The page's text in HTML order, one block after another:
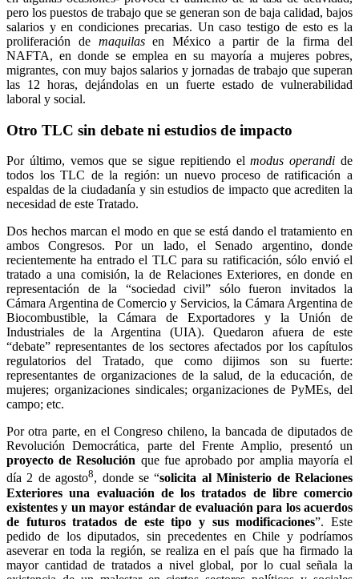
pero los puestos de trabajo que se generan son de baja calidad, bajos
salarios y en condiciones precarias. Un caso testigo de esto es la
proliferación de maquilasen México a partir de la firma del
NAFTA, en donde se emplea en su mayoría a mujeres pobres,
migrantes, con muy bajos salarios y jornadas de trabajo que superan
las 12 horas, dejándolas en un fuerte estado de vulnerabilidad
laboral y social.
Otro TLC sin debate ni estudios de impacto
Por último, vemos que se sigue repitiendo elmodus operandi de
todos los TLC de la región: un nuevo proceso de ratificación a
espaldas de la ciudadanía y sin estudios de impacto que acrediten la
necesidad de este Tratado.
Dos hechos marcan el modo en que se está dando el tratamiento en
ambos Congresos. Por un lado, el Senado argentino, donde
recientemente ha entrado el TLC para su ratificación, sólo envió el
tratado a una comisión, la de Relaciones Exteriores, en donde en
representación de la “sociedad civil” sólo fueron invitados la
Cámara Argentina de Comercio y Servicios, la Cámara Argentina de
Biocombustible, la Cámara de Exportadores y la Unión de
Industriales de la Argentina (UIA). Quedaron afuera de este
“debate” representantes de los sectores afectados por los capítulos
regulatorios del Tratado, que como dijimos son su fuerte:
representantes de organizaciones de la salud, de la educación, de
mujeres; organizaciones sindicales; organizaciones de PyMEs, del
campo; etc.
Por otra parte, en el Congreso chileno, la bancada de diputados de
Revolución Democrática, parte del Frente Amplio, presentó un
proyecto de Resolución que fue aprobado por amplia mayoría el
día 2 de agosto8, donde se “solicita al Ministerio de Relaciones
Exteriores una evaluación de los tratados de libre comercio
existentes y un mayor estándar de evaluación para los acuerdos
de futuros tratados de este tipo y sus modificaciones”. Este
pedido de los diputados, sin precedentes en Chile y podríamos
aseverar en toda la región, se realiza en el país que ha firmado la
mayor cantidad de tratados a nivel global, por lo cual señala la